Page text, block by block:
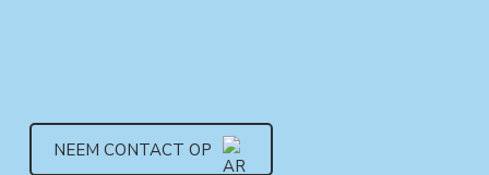
NEEM CONTACT OP